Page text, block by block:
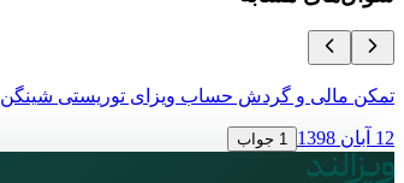
تمکن مالی و گردش حساب ویزای توریستی شینگن
12 آبان 1398 1 جواب